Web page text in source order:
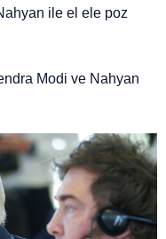
ile el ele poz
Modi ve Nahyan